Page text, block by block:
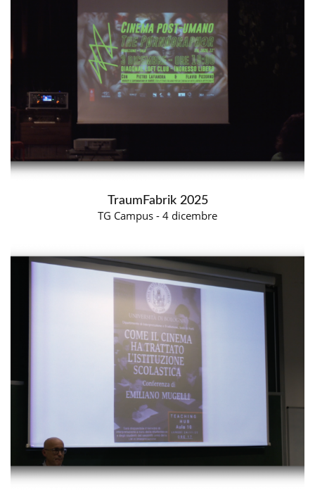
TraumFabrik 2025
TG Campus - 4 dicembre